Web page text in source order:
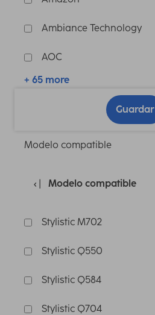
Ambiance Technology
AOC
+ 65 more
Guardar
Modelo compatible
Modelo compatible
Stylistic M702
Stylistic Q550
Stylistic Q584
Stylistic Q704